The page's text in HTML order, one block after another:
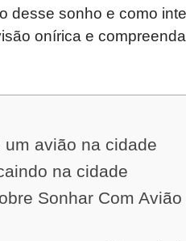
desse sonho e como
onírica e
avião na cidade
na cidade
Sonhar Com